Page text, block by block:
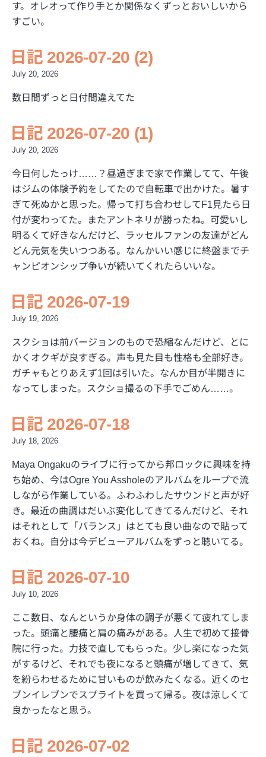
す。オレオって作り手とか関係なくずっとおいしいから
すごい。
日記 2026-07-20 (2)
July 20, 2026
数日間ずっと日付間違えてた
日記 2026-07-20 (1)
July 20, 2026
今日何したっけ……？昼過ぎまで家で作業してて、午後
はジムの体験予約をしてたので自転車で出かけた。暑す
ぎて死ぬかと思った。帰って打ち合わせしてF1見たら日
付が変わってた。またアントネリが勝ったね。可愛いし
明るくて好きなんだけど、ラッセルファンの友達がどん
どん元気を失いつつある。なんかいい感じに終盤までチ
ャンピオンシップ争いが続いてくれたらいいな。
日記 2026-07-19
July 19, 2026
スクショは前バージョンのもので恐縮なんだけど、とに
かくオクギが良すぎる。声も見た目も性格も全部好き。
ガチャもとりあえず1回は引いた。なんか目が半開きに
なってしまった。スクショ撮るの下手でごめん……。
日記 2026-07-18
July 18, 2026
Maya Ongakuのライブに行ってから邦ロックに興味を持
ち始め、今はOgre You Assholeのアルバムをループで流
しながら作業している。ふわふわしたサウンドと声が好
き。最近の曲調はだいぶ変化してきてるんだけど、それ
はそれとして「バランス」はとても良い曲なので貼って
おくね。自分は今デビューアルバムをずっと聴いてる。
日記 2026-07-10
July 10, 2026
ここ数日、なんというか身体の調子が悪くて疲れてしま
った。頭痛と腰痛と肩の痛みがある。人生で初めて接骨
院に行った。力技で直してもらった。少し楽になった気
がするけど、それでも夜になると頭痛が増してきて、気
を紛らわせるために甘いものが飲みたくなる。近くのセ
ブンイレブンでスプライトを買って帰る。夜は涼しくて
良かったなと思う。
日記 2026-07-02